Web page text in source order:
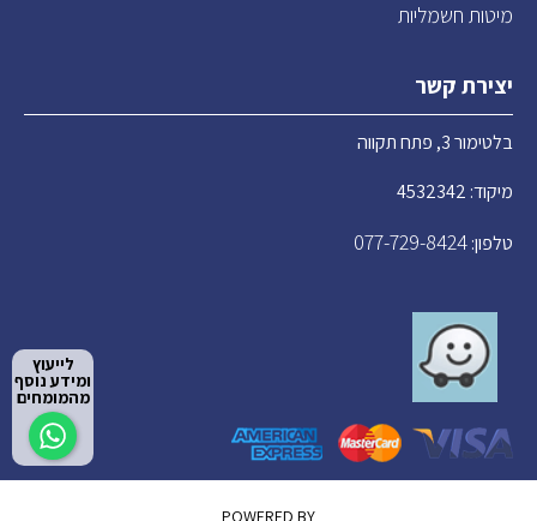
לייעוץ
ומידע נוסף
מהמומחים
מיטות חשמליות
יצירת קשר
בלטימור 3, פתח תקווה
מיקוד: 4532342
טלפון:077-729-8424
POWERED BY